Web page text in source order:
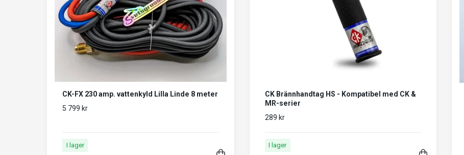
CK-FX 230 amp. vattenkyld Lilla Linde 8 meter
5 799 kr
I lager
CK Brännhandtag HS - Kompatibel med CK &
MR-serier
289 kr
I lager